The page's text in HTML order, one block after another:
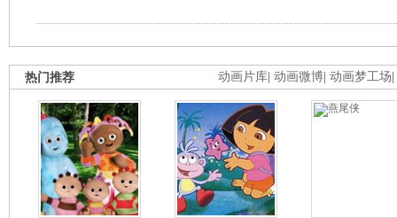
动画片库 动画微博 动画梦工场
热门推荐